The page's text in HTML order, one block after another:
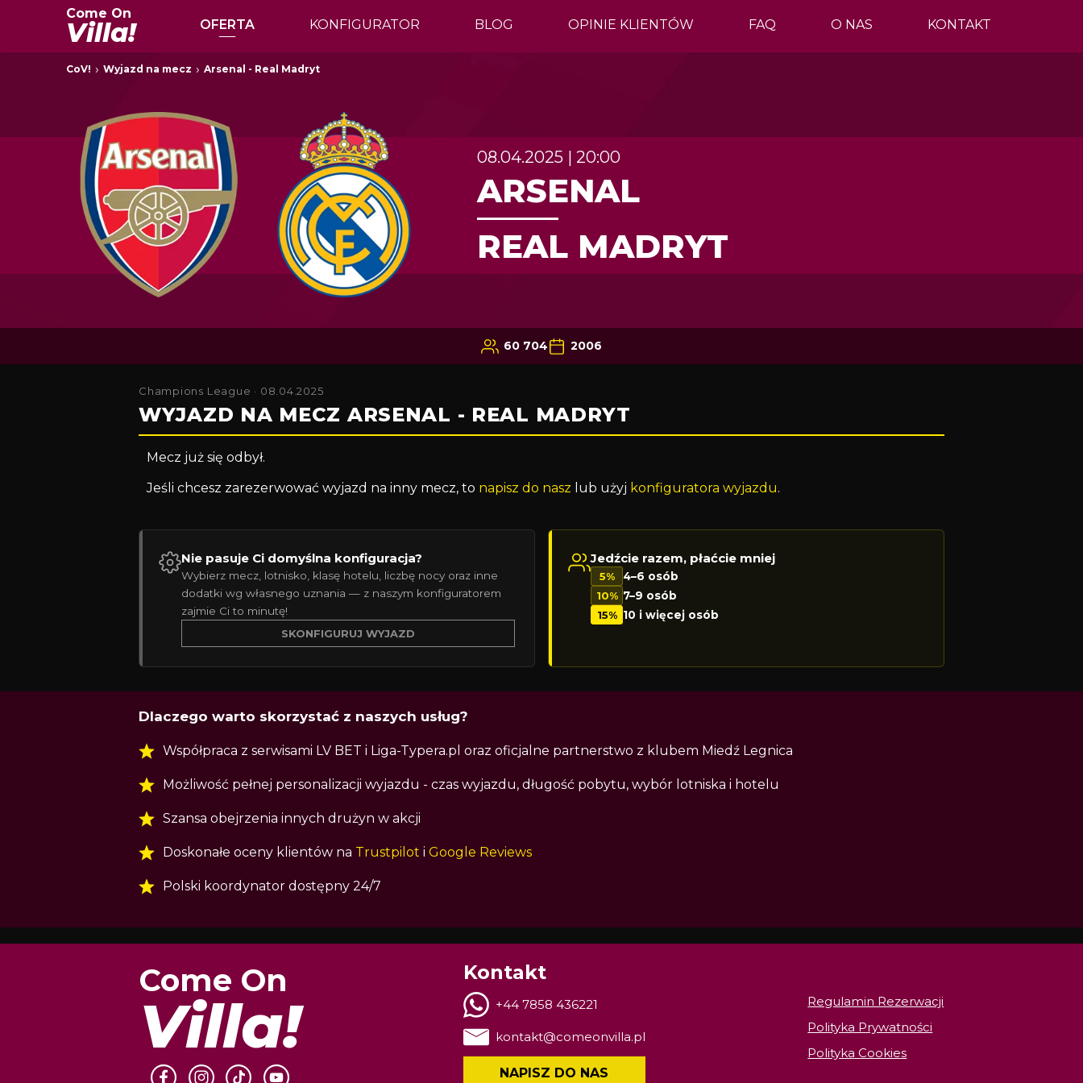
Come On
Villa! OFERTA KONFIGURATOR BLOG OPINIE KLIENTÓW FAQ O NAS KONTAKT
CoV! Wyjazd na mecz Arsenal - Real Madryt
08.04.2025 | 20:00
ARSENAL
REAL MADRYT
60 704 2006
Champions League · 08.04.2025
WYJAZD NA MECZ ARSENAL - REAL MADRYT
Mecz już się odbył.
Jeśli chcesz zarezerwować wyjazd na inny mecz, to napisz do nasz lub użyj konfiguratora wyjazdu.
Nie pasuje Ci domyślna konfiguracja?
Wybierz mecz, lotnisko, klasę hotelu, liczbę nocy oraz inne
dodatki wg własnego uznania — z naszym konfiguratorem
zajmie Ci to minutę!
SKONFIGURUJ WYJAZD
Jedźcie razem, płaćcie mniej
5%
4–6 osób
10% 7–9 osób
15% 10 i więcej osób
Dlaczego warto skorzystać z naszych usług?
Współpraca z serwisami LV BET i Liga-Typera.pl oraz oficjalne partnerstwo z klubem Miedź Legnica
Możliwość pełnej personalizacji wyjazdu - czas wyjazdu, długość pobytu, wybór lotniska i hotelu
Szansa obejrzenia innych drużyn w akcji
Doskonałe oceny klientów na Trustpilot i Google Reviews
Polski koordynator dostępny 24/7
Come On
Villa!
Kontakt
+44 7858 436221
kontakt@comeonvilla.pl
NAPISZ DO NAS
Regulamin Rezerwacji
Polityka Prywatności
Polityka Cookies